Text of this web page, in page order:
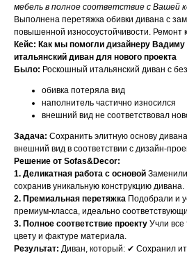
мебель в полное соответствие с Вашей
Выполнена перетяжка обивки дивана с
повышенной износоустойчивости. Ремонт
Кейс: Как мы помогли дизайнеру
итальянский диван для нового проекта
Было: Роскошный итальянский диван с
обивка потеряла вид
наполнитель частично износился
внешний вид не соответствовал
Задача: Сохранить элитную основу
внешний вид в соответствии с дизайн-
Решение от Sofas&Decor:
1. Деликатная работа с основой
сохранив уникальную конструкцию дивана.
2. Премиальная перетяжка Подобрали и
премиум-класса, идеально
3. Полное соответствие проекту Учли все
цвету и фактуре материала.
Результат: Диван, который: ✔ Сохранил
НАШИ МЕНЕДЖЕРЫ
ОТВЕТИТЬ НА ЛЮБЫЕ
ВОПРОСЫ